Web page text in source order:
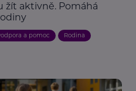
žít aktivně. Pomáhá
a pomoc Rodina